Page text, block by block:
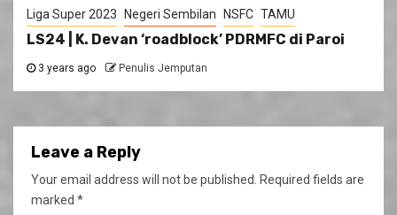
Liga Super 2023 Negeri Sembilan NSFC TAMU
LS24 | K. Devan ‘roadblock’ PDRMFC di Paroi
3 years ago Penulis Jemputan
Leave a Reply
Your email address will not be published. Required fields are
marked *